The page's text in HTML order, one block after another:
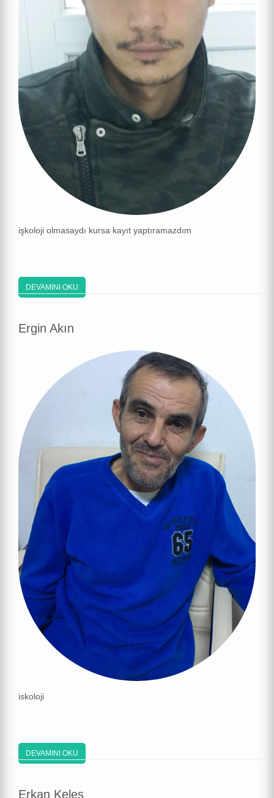
işkoloji olmasaydı kursa kayıt yaptıramazdım
DEVAMINI OKU
Ergin Akın
iskoloji
DEVAMINI OKU
Erkan Keleş